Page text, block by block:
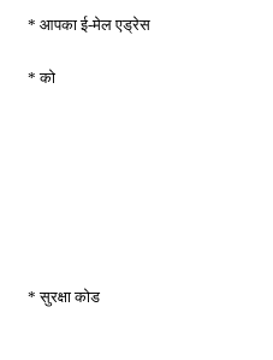
* आपका ई-मेल एड्रेस
* को
* सुरक्षा कोड